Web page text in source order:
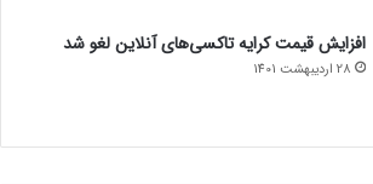
افزایش قیمت کرایه تاکسی‌های آنلاین لغو شد
28 اردیبهشت 1401